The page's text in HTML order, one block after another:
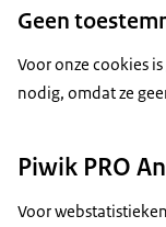
Geen
Voor onze cookies
nodig, omdat ze
Piwik PRO
Voor